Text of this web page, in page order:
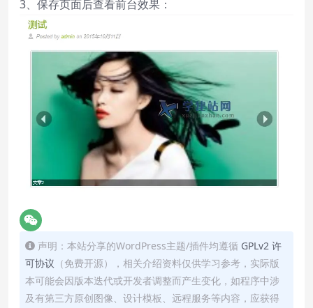
3、保存页面后查看前台效果：
声明：本站分享的WordPress主题/插件均遵循 GPLv2 许
可协议 （免费开源），相关介绍资料仅供学习参考，实际版
本可能会因版本迭代或开发者调整而产生变化，如程序中涉
及有第三方原创图像、设计模板、远程服务等内容，应获得